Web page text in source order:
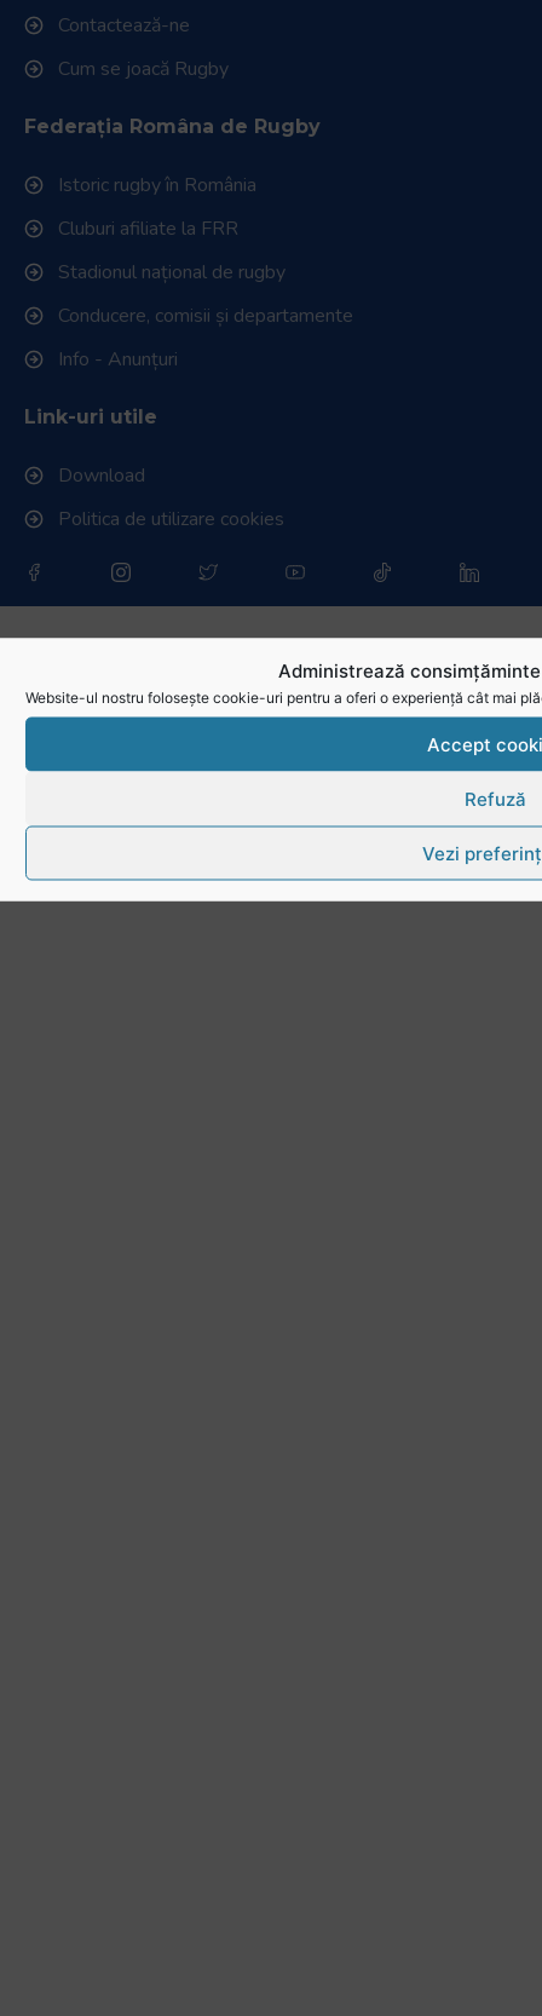
Administrează
Website-ul nostru folosește cookie-uri pentru a oferi o experiență cât mai
Accept
Refuză
Vezi
Contactează-ne
Cum se joacă Rugby
Federația Româna de Rugby
Istoric rugby în România
Cluburi afiliate la FRR
Stadionul național de rugby
Conducere, comisii și departamente
Info - Anunțuri
Link-uri utile
Download
Politica de utilizare cookies